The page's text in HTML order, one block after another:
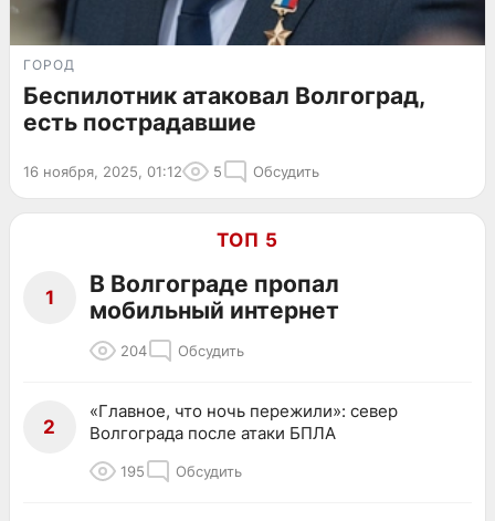
ГОРОД
Беспилотник атаковал Волгоград,
есть пострадавшие
16 ноября, 2025, 01:12 5 Обсудить
ТОП 5
1
В Волгограде пропал
мобильный интернет
204 Обсудить
2
«Главное, что ночь пережили»: север
Волгограда после атаки БПЛА
195 Обсудить